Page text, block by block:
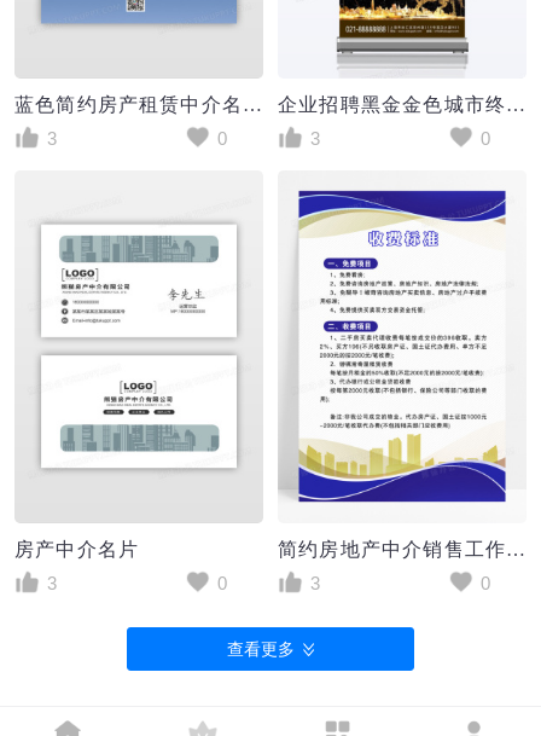
蓝色简约房产租赁中介名片 背景
3
0
企业招聘黑金金色城市终于等到你青春合伙人共创未来中介招聘展架
3
0
房产中介名片
3
0
简约房地产中介销售工作流程制度牌
3
0
查看更多